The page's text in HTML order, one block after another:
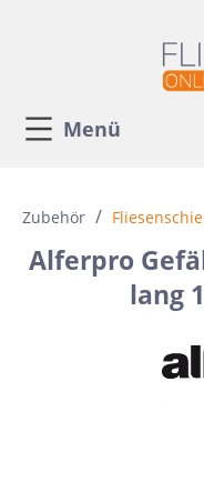
Menü
Zubehör /
Alferpro
lang